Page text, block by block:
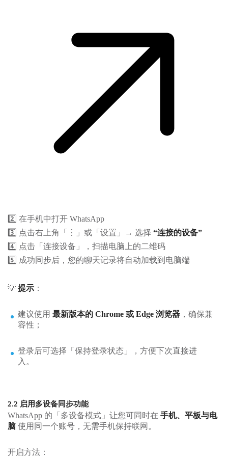
2️⃣ 在手机中打开 WhatsApp
3️⃣ 点击右上角「⋮」或「设置」→ 选择 “连接的设备”
4️⃣ 点击「连接设备」，扫描电脑上的二维码
5️⃣ 成功同步后，您的聊天记录将自动加载到电脑端
💡 提示 ：
建议使用 最新版本的 Chrome 或 Edge 浏览器 ，确保兼
容性；
登录后可选择「保持登录状态」，方便下次直接进
入。
2.2 启用多设备同步功能
WhatsApp 的「多设备模式」让您可同时在 手机、平板与电
脑 使用同一个账号，无需手机保持联网。
开启方法：